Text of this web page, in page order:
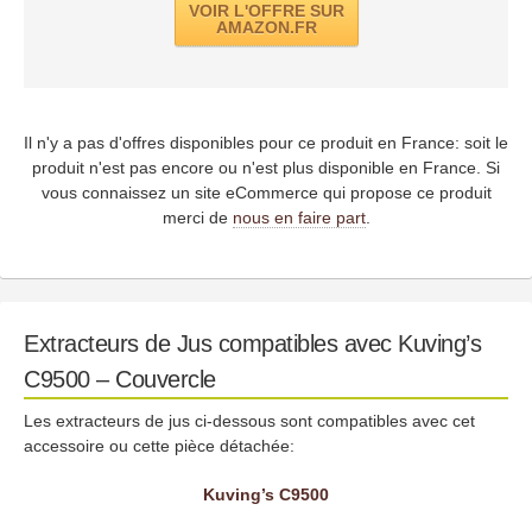
VOIR L'OFFRE SUR
AMAZON.FR
Il n'y a pas d'offres disponibles pour ce produit en France: soit le
produit n'est pas encore ou n'est plus disponible en France. Si
vous connaissez un site eCommerce qui propose ce produit
merci de nous en faire part.
Extracteurs de Jus compatibles avec Kuving’s
C9500 – Couvercle
Les extracteurs de jus ci-dessous sont compatibles avec cet
accessoire ou cette pièce détachée:
Kuving’s C9500